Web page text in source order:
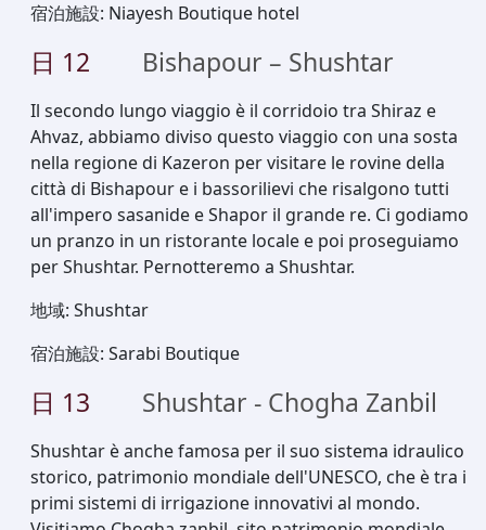
宿泊施設: Niayesh Boutique hotel
日 12 Bishapour – Shushtar
Il secondo lungo viaggio è il corridoio tra Shiraz e
Ahvaz, abbiamo diviso questo viaggio con una sosta
nella regione di Kazeron per visitare le rovine della
città di Bishapour e i bassorilievi che risalgono tutti
all'impero sasanide e Shapor il grande re. Ci godiamo
un pranzo in un ristorante locale e poi proseguiamo
per Shushtar. Pernotteremo a Shushtar.
地域: Shushtar
宿泊施設: Sarabi Boutique
日 13 Shushtar - Chogha Zanbil
Shushtar è anche famosa per il suo sistema idraulico
storico, patrimonio mondiale dell'UNESCO, che è tra i
primi sistemi di irrigazione innovativi al mondo.